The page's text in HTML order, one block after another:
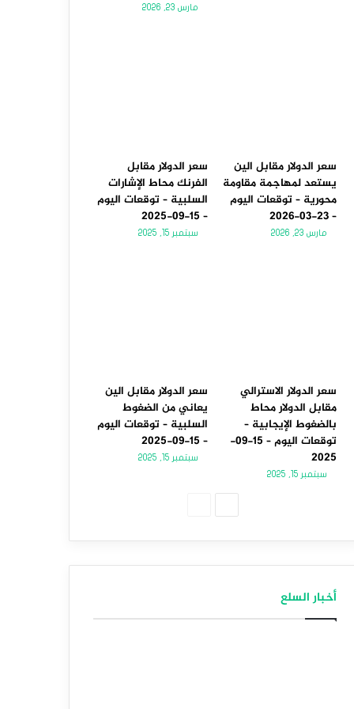
مارس 23, 2026
سعر الدولار مقابل الين
يستعد لمهاجمة مقاومة
محورية – توقعات اليوم
– 23-03-2026
مارس 23, 2026
سعر الدولار مقابل
الفرنك محاط الإشارات
السلبية – توقعات اليوم
– 15-09-2025
سبتمبر 15, 2025
سعر الدولار الاسترالي
مقابل الدولار محاط
بالضغوط الإيجابية –
توقعات اليوم – 15-09-
2025
سبتمبر 15, 2025
سعر الدولار مقابل الين
يعاني من الضغوط
السلبية – توقعات اليوم
– 15-09-2025
سبتمبر 15, 2025
أخبار السلع